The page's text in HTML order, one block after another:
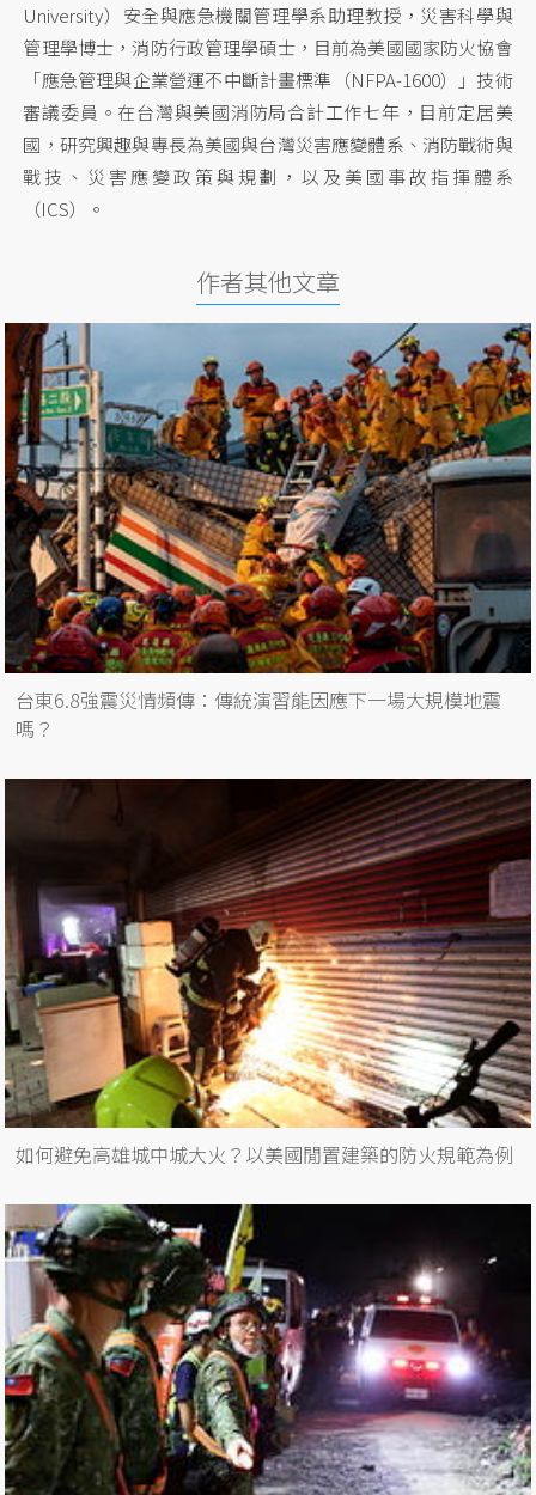
University）安全與應急機關管理學系助理教授，災害科學與
管理學博士，消防行政管理學碩士，目前為美國國家防火協會
「應急管理與企業營運不中斷計畫標準（NFPA-1600）」技術
審議委員。在台灣與美國消防局合計工作七年，目前定居美
國，研究興趣與專長為美國與台灣災害應變體系、消防戰術與
戰技、災害應變政策與規劃，以及美國事故指揮體系
（ICS）。
作者其他文章
台東6.8強震災情頻傳：傳統演習能因應下一場大規模地震
嗎？
如何避免高雄城中城大火？以美國閒置建築的防火規範為例